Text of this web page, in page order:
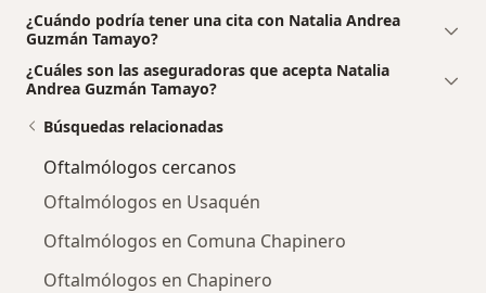
¿Cuándo podría tener una cita con Natalia Andrea
Guzmán Tamayo?
¿Cuáles son las aseguradoras que acepta Natalia
Andrea Guzmán Tamayo?
Búsquedas relacionadas
Oftalmólogos cercanos
Oftalmólogos en Usaquén
Oftalmólogos en Comuna Chapinero
Oftalmólogos en Chapinero